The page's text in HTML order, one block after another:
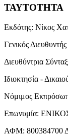
ΤΑΥΤΟΤΗΤΑ
Εκδότης: Νίκος
Γενικός Διευθυντής
Διευθύντρια
Ιδιοκτησία -
Νόμιμος
Επωνυμία:
ΑΦΜ: 800384700